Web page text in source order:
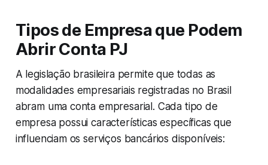
Tipos de Empresa que Podem
Abrir Conta PJ
A legislação brasileira permite que todas as
modalidades empresariais registradas no Brasil
abram uma conta empresarial. Cada tipo de
empresa possui características específicas que
influenciam os serviços bancários disponíveis: